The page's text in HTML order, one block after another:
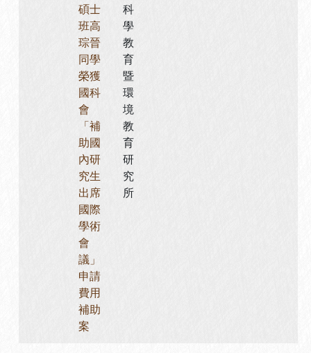
碩士
班高
琮晉
同學
榮獲
國科
會
「補
助國
內研
究生
出席
國際
學術
會
議」
申請
費用
補助
案
科
學
教
育
暨
環
境
教
育
研
究
所